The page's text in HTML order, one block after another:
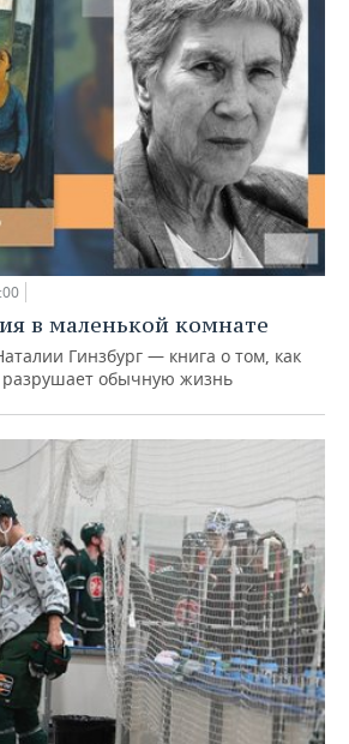
в маленькой комнате
Гинзбург — книга о том, как
разрушает обычную жизнь